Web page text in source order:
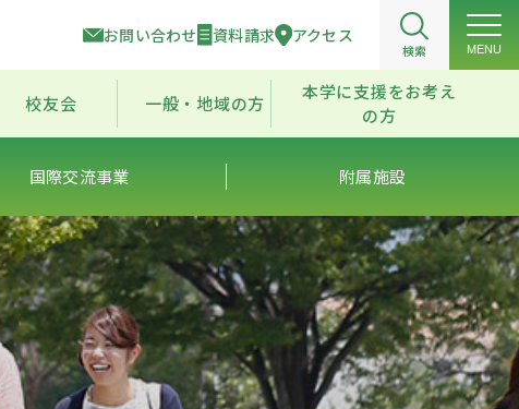
お問い合わせ 資料請求 アクセス
検索 MENU
校友会 一般・地域の方
本学に支援をお考え
の方
国際交流事業 附属施設